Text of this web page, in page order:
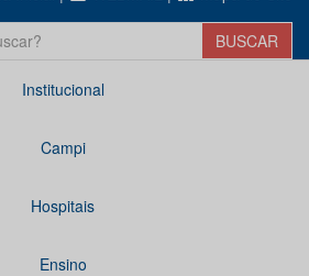
Institucional
Campi
Hospitais
Ensino